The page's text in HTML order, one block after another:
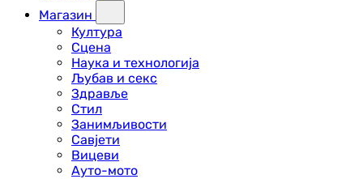
Магазин
Култура
Сцена
Наука и технологија
Љубав и секс
Здравље
Стил
Занимљивости
Савјети
Вицеви
Ауто-мото